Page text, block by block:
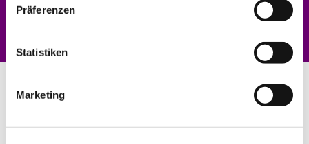
Präferenzen
Statistiken
Marketing
Dies könnte Sie auch interessieren